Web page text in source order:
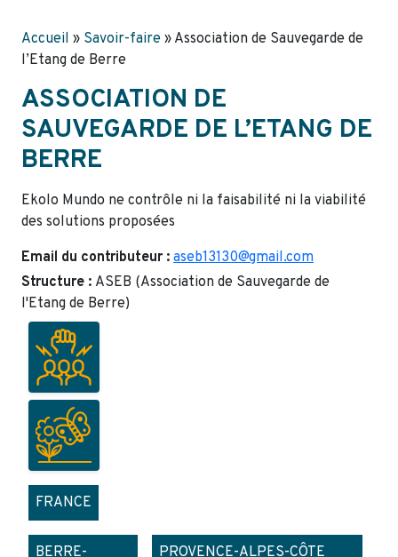
Accueil » Savoir-faire » Association de Sauvegarde de
l’Etang de Berre
ASSOCIATION DE
SAUVEGARDE DE L’ETANG DE
BERRE
Ekolo Mundo ne contrôle ni la faisabilité ni la viabilité
des solutions proposées
Email du contributeur : aseb13130@gmail.com
Structure : ASEB (Association de Sauvegarde de
l'Etang de Berre)
FRANCE
BERRE-
PROVENCE-ALPES-CÔTE